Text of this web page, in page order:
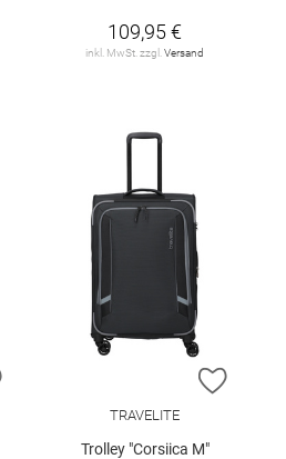
109,95 €
inkl. MwSt. zzgl. Versand
ZUR WUNSCHLISTE HINZUFÜGEN
ZUR
TRAVELITE
Trolley "Corsiica M"